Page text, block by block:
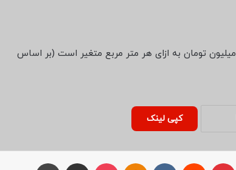
بسته به نوع شیشه، قاب و ابعاد، معمولاً بین ۱.۵ تا ۳ میلیون تومان به ازای هر متر مربع متغیر است (بر اساس
کپی لینک